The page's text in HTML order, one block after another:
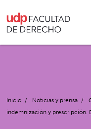
Inicio / Noticias y prensa /
indemnización y prescripción.